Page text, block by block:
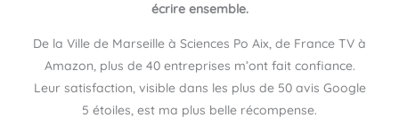
écrire ensemble.
De la Ville de Marseille à Sciences Po Aix, de France TV à
Amazon, plus de 40 entreprises m’ont fait confiance.
Leur satisfaction, visible dans les plus de 50 avis Google
5 étoiles, est ma plus belle récompense.